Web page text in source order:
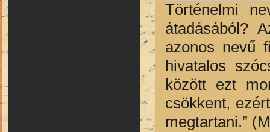
Történelmi
átadásából?
azonos nevű
hivatalos
között ezt
csökkent,
megtartani.”